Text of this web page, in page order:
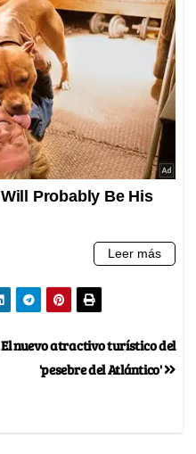
El nuevo atractivo turístico del
'pesebre del Atlántico'